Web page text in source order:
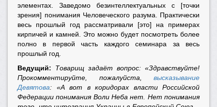
элементах. Заведомо безинтеллектуальных с [точки
зрения] понимания Человеческого разума. Практически
весь прошлый год рассматривали [это] на примерах
кирпичей и камней. Это можно будет посмотреть более
полно в первой часть каждого семинара за весь
прошлый год.
Ведущий:
Товарищ задаёт вопрос: «Здравствуйте!
Прокомментируйте, пожалуйста,
высказывание
Девятова: «А вот в коридорах власти Российской
Федерации понимания Воли Неба нет. Нет понимания